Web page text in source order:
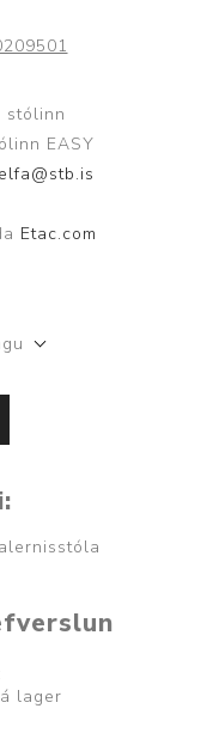
stólinn
EASY
elfa@stb.is
Etac.com
lager